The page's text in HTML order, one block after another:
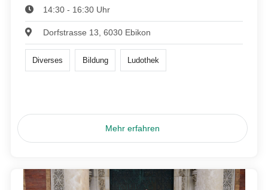
14:30 - 16:30 Uhr
Dorfstrasse 13, 6030 Ebikon
Diverses Bildung Ludothek
Mehr erfahren